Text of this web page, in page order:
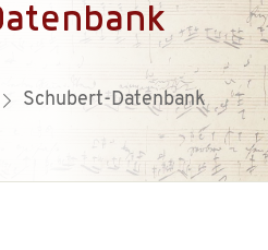
Schubert-Datenbank